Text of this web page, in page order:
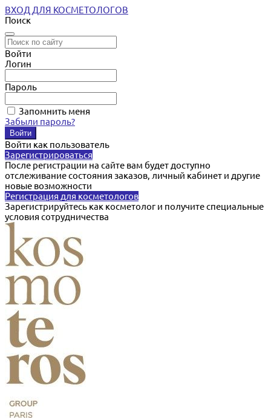
ВХОД ДЛЯ КОСМЕТОЛОГОВ
Поиск
Войти
Логин
Пароль
Запомнить меня
Забыли пароль?
Войти как пользователь
Зарегистрироваться
После регистрации на сайте вам будет доступно
отслеживание состояния заказов, личный кабинет и другие
новые возможности
Регистрация для косметологов
Зарегистрируйтесь как косметолог и получите специальные
условия сотрудничества